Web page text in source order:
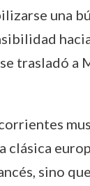
una
trasladó a
clásica
sino